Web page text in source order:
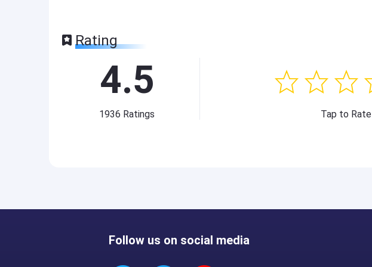
Rating
4.5
1936 Ratings Tap to Rate
Follow us on social media